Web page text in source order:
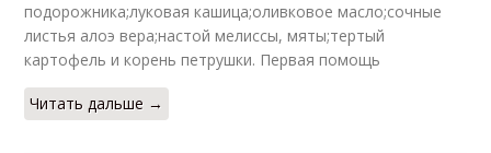
подорожника;луковая кашица;оливковое масло;сочные
листья алоэ вера;настой мелиссы, мяты;тертый
картофель и корень петрушки. Первая помощь
Читать дальше →